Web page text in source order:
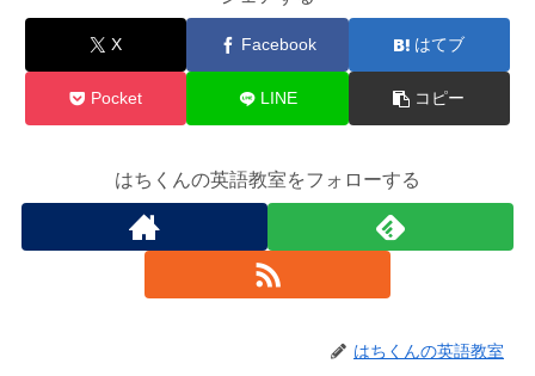
X Facebook はてブ
Pocket LINE コピー
はちくんの英語教室をフォローする
はちくんの英語教室